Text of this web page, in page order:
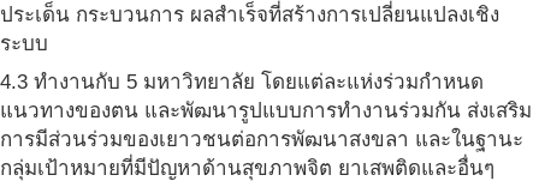
ประเด็น กระบวนการ ผลสำเร็จที่สร้างการเปลี่ยนแปลงเชิง
ระบบ
4.3 ทำงานกับ 5 มหาวิทยาลัย โดยแต่ละแห่งร่วมกำหนด
แนวทางของตน และพัฒนารูปแบบการทำงานร่วมกัน ส่งเสริม
การมีส่วนร่วมของเยาวชนต่อการพัฒนาสงขลา และในฐานะ
กลุ่มเป้าหมายที่มีปัญหาด้านสุขภาพจิต ยาเสพติดและอื่นๆ